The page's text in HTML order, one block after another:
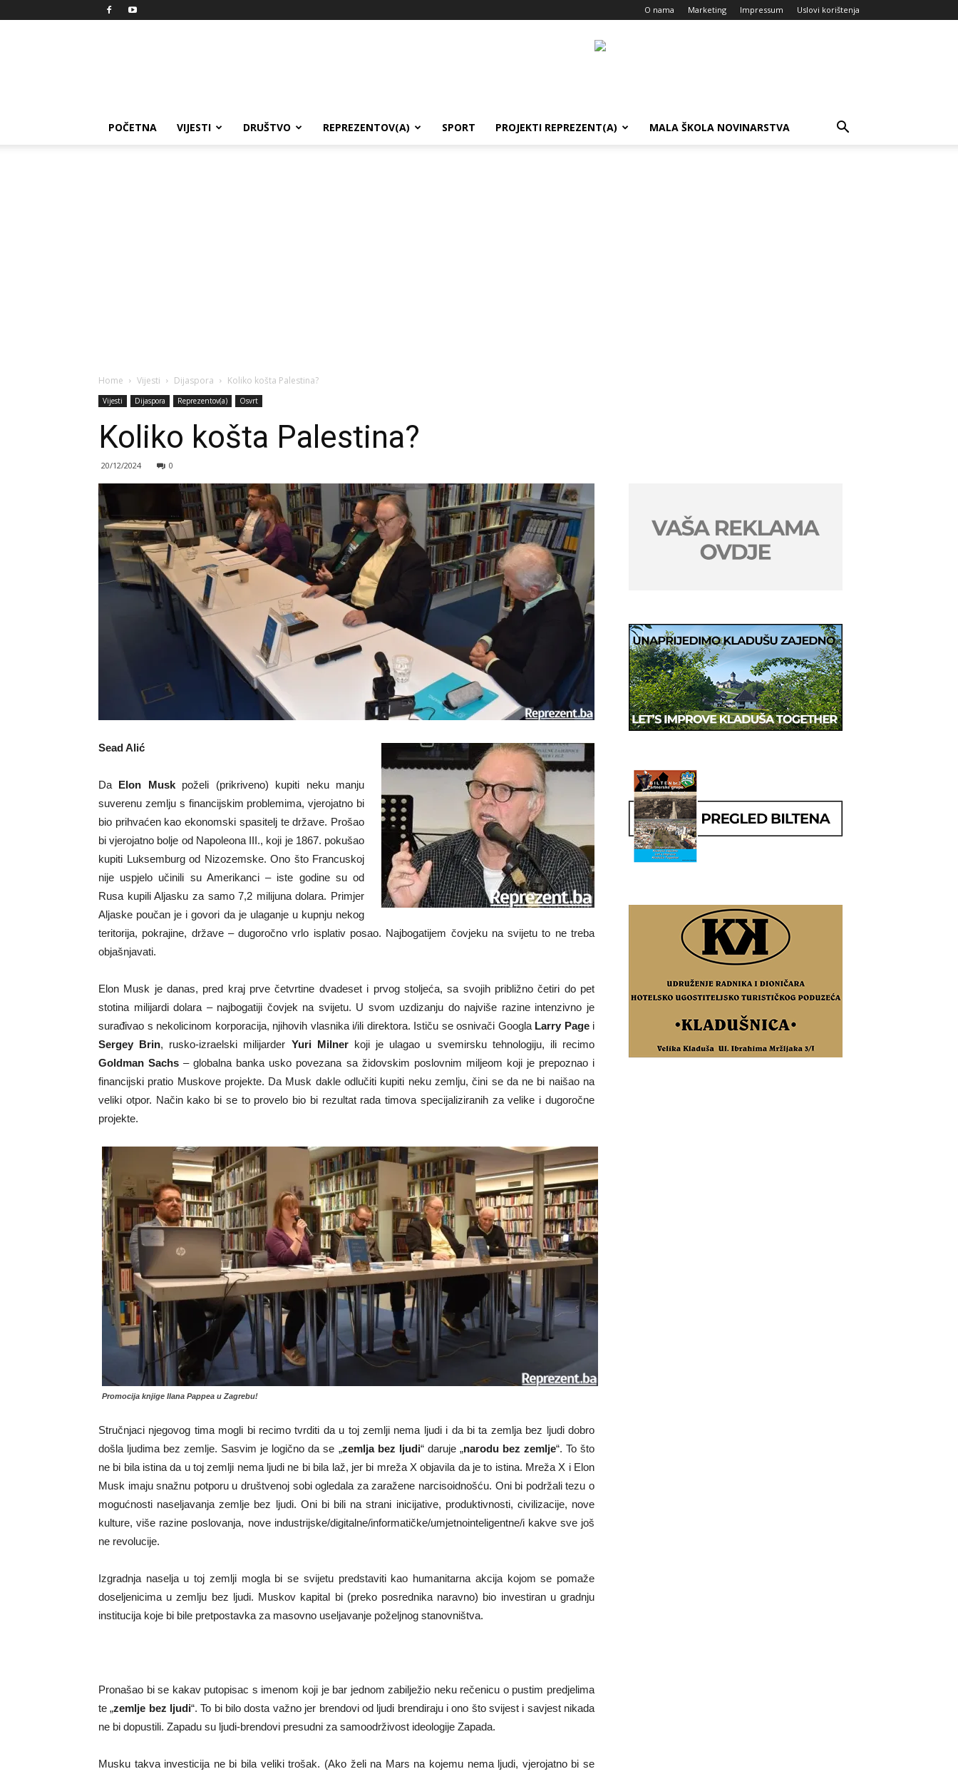
O nama Marketing Impressum Uslovi korištenja
POČETNA VIJESTI DRUŠTVO REPREZENTOV(A) SPORT PROJEKTI REPREZENT(A) MALA ŠKOLA NOVINARSTVA
Home Vijesti Dijaspora Koliko košta Palestina?
Vijesti Dijaspora Reprezentov(a) Osvrt
Koliko košta Palestina?
20/12/2024 0
Sead Alić
Da Elon Muskpoželi (prikriveno) kupiti neku manju
suverenu zemlju s financijskim problemima, vjerojatno bi
bio prihvaćen kao ekonomski spasitelj te države. Prošao
bi vjerojatno bolje od Napoleona III., koji je 1867. pokušao
kupiti Luksemburg od Nizozemske. Ono što Francuskoj
nije uspjelo učinili su Amerikanci – iste godine su od
Rusa kupili Aljasku za samo 7,2 milijuna dolara. Primjer
Aljaske poučan je i govori da je ulaganje u kupnju nekog
teritorija, pokrajine, države – dugoročno vrlo isplativ posao. Najbogatijem čovjeku na svijetu to ne treba
objašnjavati.
Elon Musk je danas, pred kraj prve četvrtine dvadeset i prvog stoljeća, sa svojih približno četiri do pet
stotina milijardi dolara – najbogatiji čovjek na svijetu. U svom uzdizanju do najviše razine intenzivno je
surađivao s nekolicinom korporacija, njihovih vlasnika i/ili direktora. Ističu se osnivači Googla Larry Pagei
Sergey Brin, rusko-izraelski milijarder Yuri Milnerkoji je ulagao u svemirsku tehnologiju, ili recimo
Goldman Sachs – globalna banka usko povezana sa židovskim poslovnim miljeom koji je prepoznao i
financijski pratio Muskove projekte. Da Musk dakle odlučiti kupiti neku zemlju, čini se da ne bi naišao na
veliki otpor. Način kako bi se to provelo bio bi rezultat rada timova specijaliziranih za velike i dugoročne
projekte.
Promocija knjige Ilana Pappea u Zagrebu!
Stručnjaci njegovog tima mogli bi recimo tvrditi da u toj zemlji nema ljudi i da bi ta zemlja bez ljudi dobro
došla ljudima bez zemlje. Sasvim je logično da se „zemlja bez ljudi“ daruje „narodu bez zemlje“. To što
ne bi bila istina da u toj zemlji nema ljudi ne bi bila laž, jer bi mreža X objavila da je to istina. Mreža X i Elon
Musk imaju snažnu potporu u društvenoj sobi ogledala za zaražene narcisoidnošću. Oni bi podržali tezu o
mogućnosti naseljavanja zemlje bez ljudi. Oni bi bili na strani inicijative, produktivnosti, civilizacije, nove
kulture, više razine poslovanja, nove industrijske/digitalne/informatičke/umjetnointeligentne/i kakve sve još
ne revolucije.
Izgradnja naselja u toj zemlji mogla bi se svijetu predstaviti kao humanitarna akcija kojom se pomaže
doseljenicima u zemlju bez ljudi. Muskov kapital bi (preko posrednika naravno) bio investiran u gradnju
institucija koje bi bile pretpostavka za masovno useljavanje poželjnog stanovništva.
Pronašao bi se kakav putopisac s imenom koji je bar jednom zabilježio neku rečenicu o pustim predjelima
te „zemlje bez ljudi“. To bi bilo dosta važno jer brendovi od ljudi brendiraju i ono što svijest i savjest nikada
ne bi dopustili. Zapadu su ljudi-brendovi presudni za samoodrživost ideologije Zapada.
Musku takva investicija ne bi bila veliki trošak. (Ako želi na Mars na kojemu nema ljudi, vjerojatno bi se